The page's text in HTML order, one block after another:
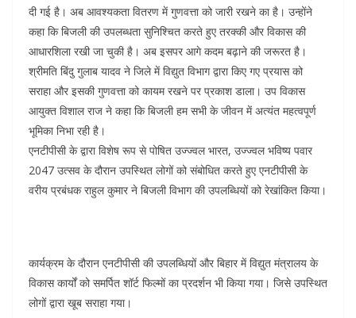
दी गई है। अब आवश्यकता वितरण में गुणवत्ता को जारी रखने का है। उन्होंने
कहा कि बिजली की उपलब्धता सुनिश्चित करते हुए तरक्की और विकास की
आधारशिला रखी जा चुकी है। अब इसपर आगे कदम बढ़ाने की जरूरत है।
श्रीमति बिंदु गुलाब यादव ने जिले में विद्युत विभाग द्वारा किए गए प्रयास को
सराहा और इसकी गुणवत्ता को कायम रखने पर प्रकाश डाला। उप विकास
आयुक्त विशाल राज ने कहा कि बिजली हम सभी के जीवन में अत्यंत महत्वपूर्ण
भूमिका निभा रही है।
एनटीपीसी के द्वारा विशेष रूप से पोषित उज्ज्वल भारत, उज्ज्वल भविष्य पवार
2047 उत्सव के दौरान उपस्थित लोगों को संबोधित करते हुए एनटीपीसी के
वरीय प्रबंधक राहुल कुमार ने बिजली विभाग की उपलब्धियों को रेखांकित किया।
कार्यक्रम के दौरान एनटीपीसी की उपलब्धियों और बिहार में विद्युत मंत्रालय के
विकास कार्यों को समर्पित शॉर्ट फिल्मों का प्रदर्शन भी किया गया। जिसे उपस्थित
लोगों द्वारा खूब सराहा गया।